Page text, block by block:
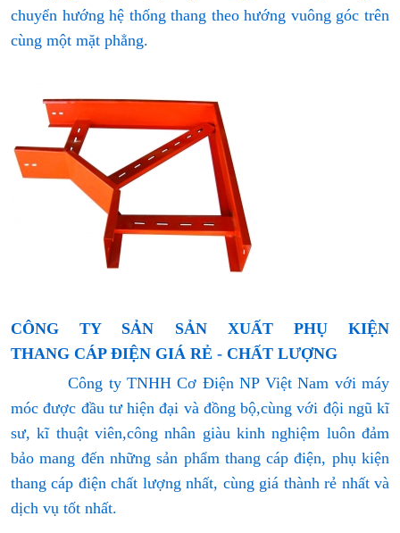
chuyển hướng hệ thống thang theo hướng vuông góc trên
cùng một mặt phẳng.
CÔNG TY SẢN SẢN XUẤT PHỤ KIỆN
THANG CÁP ĐIỆN GIÁ RẺ - CHẤT LƯỢNG
Công ty TNHH Cơ Điện NP Việt Nam với máy
móc được đầu tư hiện đại và đồng bộ,cùng với đội ngũ kĩ
sư, kĩ thuật viên,công nhân giàu kinh nghiệm luôn đảm
bảo mang đến những sản phẩm thang cáp điện, phụ kiện
thang cáp điện chất lượng nhất, cùng giá thành rẻ nhất và
dịch vụ tốt nhất.